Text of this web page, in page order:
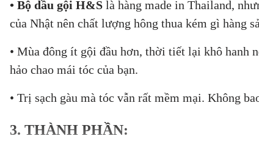
• Bộ dầu gội H&S là hàng made in Thailand,
của Nhật nên chất lượng hông thua kém gì hàng
• Mùa đông ít gội đầu hơn, thời tiết lại khô hanh
hảo chao mái tóc của bạn.
• Trị sạch gàu mà tóc vẫn rất mềm mại. Không
3. THÀNH PHẦN: